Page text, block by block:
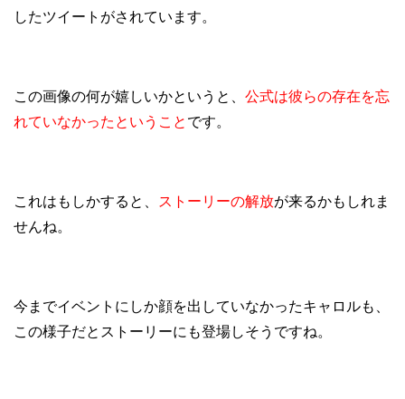
したツイートがされています。
この画像の何が嬉しいかというと、 公式は彼らの存在を忘
れていなかったということ です。
これはもしかすると、 ストーリーの解放が来るかもしれま
せんね。
今までイベントにしか顔を出していなかったキャロルも、
この様子だとストーリーにも登場しそうですね。